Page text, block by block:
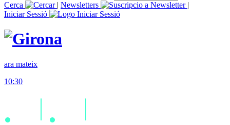
Cerca
| Newsletters
|
Iniciar Sessió
ara mateix
10:30